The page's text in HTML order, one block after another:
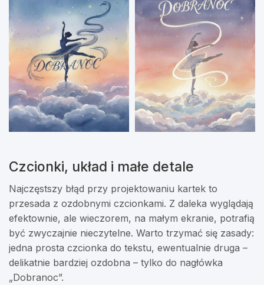
Czcionki, układ i małe detale
Najczęstszy błąd przy projektowaniu kartek to
przesada z ozdobnymi czcionkami. Z daleka wyglądają
efektownie, ale wieczorem, na małym ekranie, potrafią
być zwyczajnie nieczytelne. Warto trzymać się zasady:
jedna prosta czcionka do tekstu, ewentualnie druga –
delikatnie bardziej ozdobna – tylko do nagłówka
„Dobranoc”.